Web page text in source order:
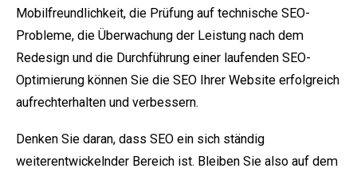
Mobilfreundlichkeit, die Prüfung auf technische SEO-
Probleme, die Überwachung der Leistung nach dem
Redesign und die Durchführung einer laufenden SEO-
Optimierung können Sie die SEO Ihrer Website erfolgreich
aufrechterhalten und verbessern.
Denken Sie daran, dass SEO ein sich ständig
weiterentwickelnder Bereich ist. Bleiben Sie also auf dem